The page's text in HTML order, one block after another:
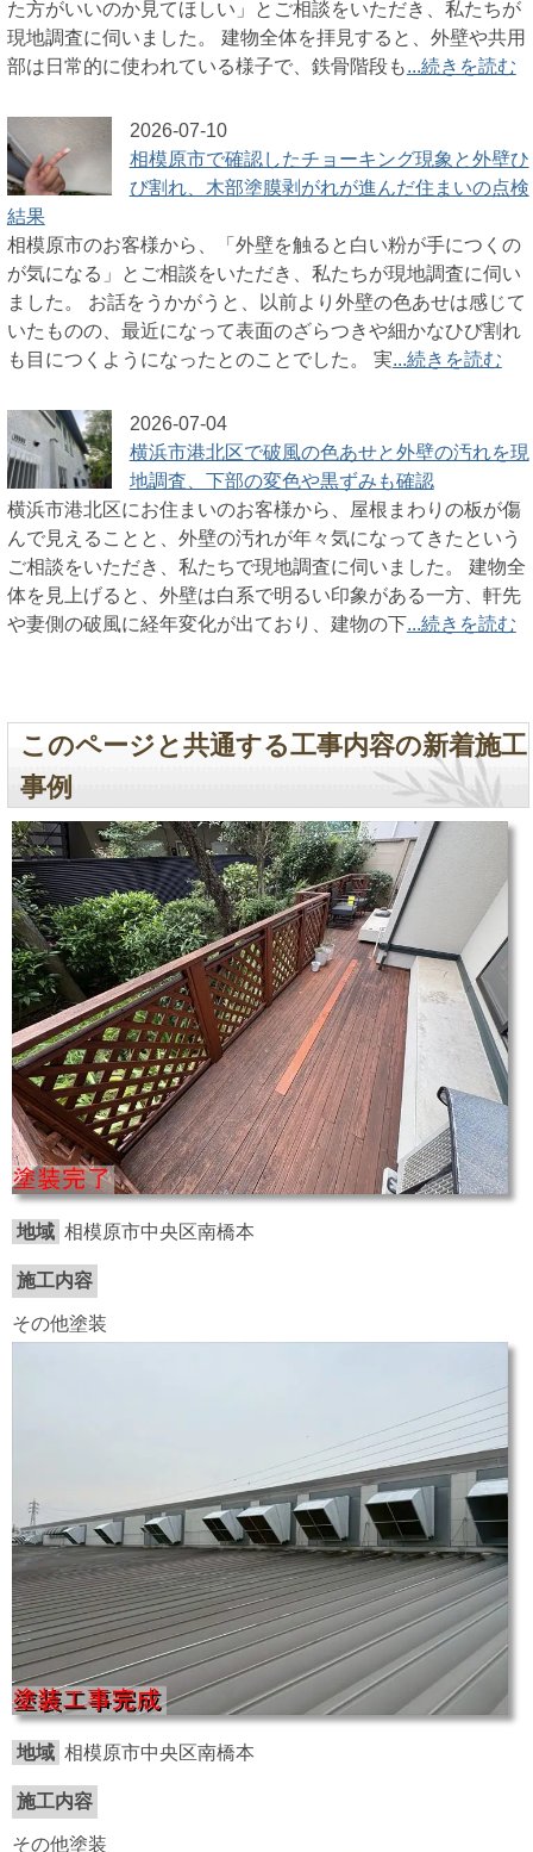
た方がいいのか見てほしい」とご相談をいただき、私たちが
現地調査に伺いました。 建物全体を拝見すると、外壁や共用
部は日常的に使われている様子で、鉄骨階段も...続きを読む
2026-07-10
相模原市で確認したチョーキング現象と外壁ひ
び割れ、木部塗膜剥がれが進んだ住まいの点検
結果
相模原市のお客様から、「外壁を触ると白い粉が手につくの
が気になる」とご相談をいただき、私たちが現地調査に伺い
ました。 お話をうかがうと、以前より外壁の色あせは感じて
いたものの、最近になって表面のざらつきや細かなひび割れ
も目につくようになったとのことでした。 実...続きを読む
2026-07-04
横浜市港北区で破風の色あせと外壁の汚れを現
地調査、下部の変色や黒ずみも確認
横浜市港北区にお住まいのお客様から、屋根まわりの板が傷
んで見えることと、外壁の汚れが年々気になってきたという
ご相談をいただき、私たちで現地調査に伺いました。 建物全
体を見上げると、外壁は白系で明るい印象がある一方、軒先
や妻側の破風に経年変化が出ており、建物の下...続きを読む
このページと共通する工事内容の新着施工
事例
地域 相模原市中央区南橋本
施工内容
その他塗装
地域 相模原市中央区南橋本
施工内容
その他塗装